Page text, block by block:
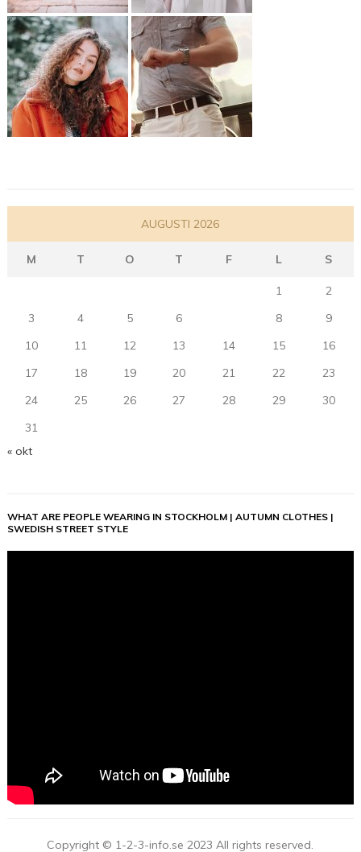
AUGUSTI 2026
M T O T F L S
1
2
3
4 5 6 8
9
10
11 12 13 14 15
16
17
18 19 20 21 22
23
24
25 26 27 28 29
30
31
« okt
WHAT ARE PEOPLE WEARING IN STOCKHOLM | AUTUMN CLOTHES |
SWEDISH STREET STYLE
Copyright © 1-2-3-info.se 2023 All rights reserved.